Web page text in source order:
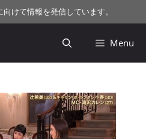
けて情報を発信しています。
Menu